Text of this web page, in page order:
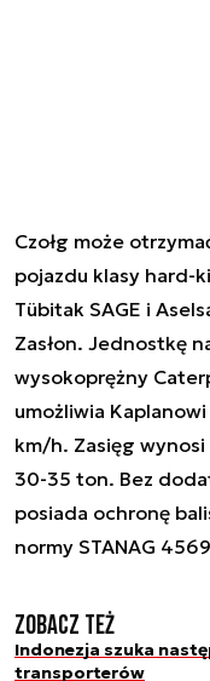
Czołg może
pojazdu klasy hard-
Tübitak SAGE i
Zasłon. Jednostkę
wysokoprężny
umożliwia
km/h. Zasięg
30-35 ton. Bez
posiada ochronę
normy STANAG
Zobacz też
Indonezja szuka
transporterów